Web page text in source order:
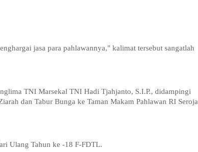
jasa para pahlawannya," kalimat tersebut sangatlah
TNI Marsekal TNI Hadi Tjahjanto, S.I.P., didampingi
dan Tabur Bunga ke Taman Makam Pahlawan RI Seroja
Ulang Tahun ke -18 F-FDTL.